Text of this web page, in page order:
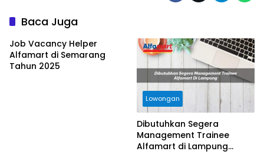
Baca Juga
Job Vacancy Helper
Alfamart di Semarang
Tahun 2025
Lowongan
Dibutuhkan Segera
Management Trainee
Alfamart di Lampung